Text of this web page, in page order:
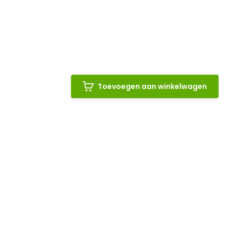
Toevoegen aan winkelwagen